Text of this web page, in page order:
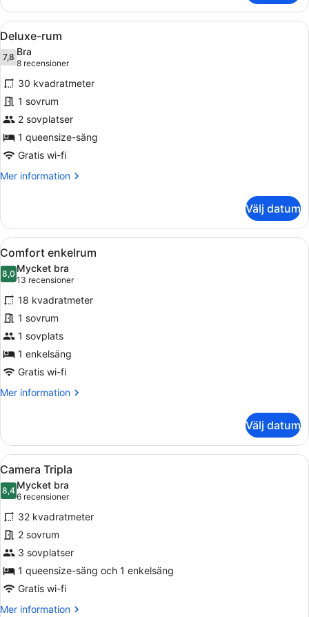
Öppna
alla
foton
för
Deluxe-
rum
Ett hotellrum med en säng, ett
3
Deluxe-rum
7,87,8 av 10
Bra
8 recensioner
(8 recensioner)
30 kvadratmeter
1 sovrum
2 sovplatser
1 queensize-säng
Gratis wi-fi
Mer information
Mer
rum
Välj datum
Öppna
alla
foton
för
Comfort
enkelrum
Duntäcken, minibar,
2
Comfort enkelrum
8,08,0 av 10
Mycket bra
13 recensioner
(13 recensioner)
18 kvadratmeter
1 sovrum
1 sovplats
1 enkelsäng
Gratis wi-fi
Mer information
Mer
enkelrum
Välj datum
Öppna
alla
foton
för
Camera
Tripla
Ett hotellrum med en säng, ett
3
Camera Tripla
8,48,4 av 10
Mycket bra
6 recensioner
(6 recensioner)
32 kvadratmeter
2 sovrum
3 sovplatser
1 queensize-säng och 1 enkelsäng
Gratis wi-fi
Mer information
Mer